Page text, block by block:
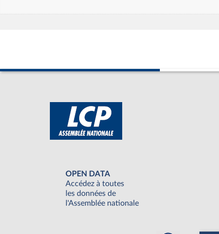
OPEN DATA
Accédez à toutes
les données de
l'Assemblée nationale